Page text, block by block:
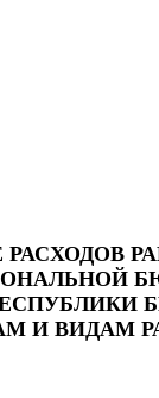
И ВИДАМ